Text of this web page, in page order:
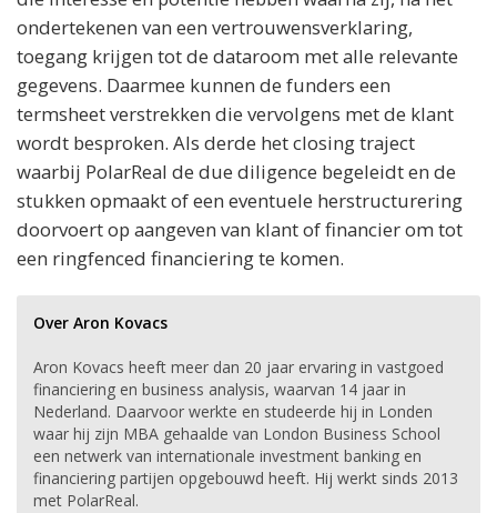
ondertekenen van een vertrouwensverklaring,
toegang krijgen tot de dataroom met alle relevante
gegevens. Daarmee kunnen de funders een
termsheet verstrekken die vervolgens met de klant
wordt besproken. Als derde het closing traject
waarbij PolarReal de due diligence begeleidt en de
stukken opmaakt of een eventuele herstructurering
doorvoert op aangeven van klant of financier om tot
een ringfenced financiering te komen.
Over Aron Kovacs
Aron Kovacs heeft meer dan 20 jaar ervaring in vastgoed
financiering en business analysis, waarvan 14 jaar in
Nederland. Daarvoor werkte en studeerde hij in Londen
waar hij zijn MBA gehaalde van London Business School
een netwerk van internationale investment banking en
financiering partijen opgebouwd heeft. Hij werkt sinds 2013
met PolarReal.